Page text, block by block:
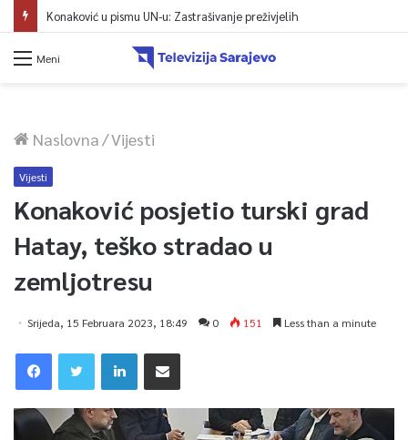
Konaković u pismu UN-u: Zastrašivanje preživjelih
Meni
Naslovna/Vijesti
Vijesti
Konaković posjetio turski grad
Hatay, teško stradao u
zemljotresu
Srijeda, 15 Februara 2023, 18:49 0 151 Less than a minute